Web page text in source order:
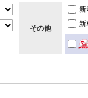
その他
新
新